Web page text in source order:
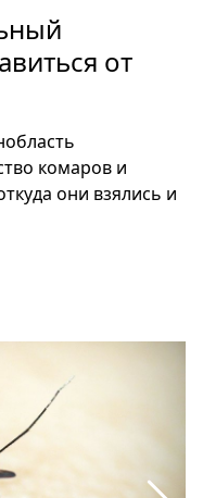
от
комаров и
они взялись и